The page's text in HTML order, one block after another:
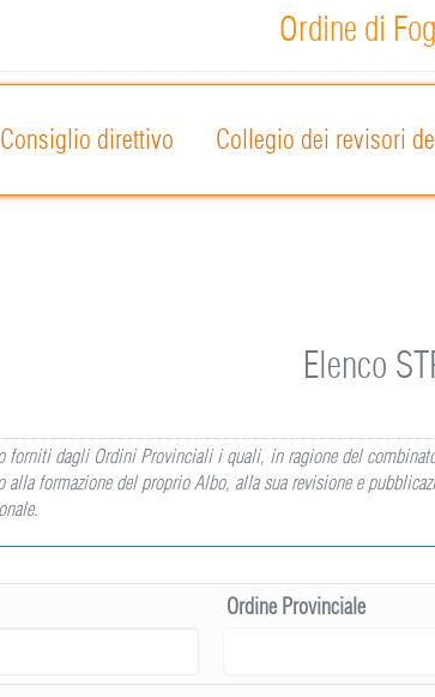
Ordine di
Consiglio direttivo Collegio dei revisori
Elenco
forniti dagli Ordini Provinciali i quali, in ragione del
alla formazione del proprio Albo, alla sua revisione e
Ordine Provinciale